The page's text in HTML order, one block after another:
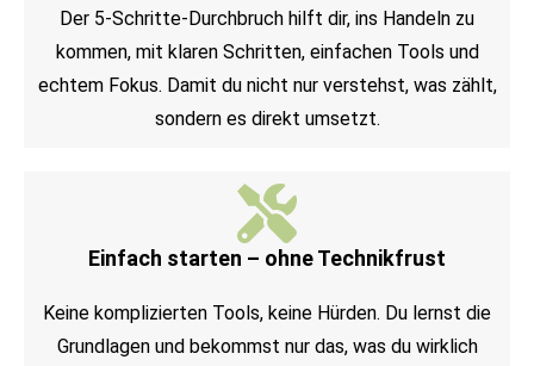
Der 5-Schritte-Durchbruch hilft dir, ins Handeln zu
kommen, mit klaren Schritten, einfachen Tools und
echtem Fokus. Damit du nicht nur verstehst, was zählt,
sondern es direkt umsetzt.
Einfach starten – ohne Technikfrust
Keine komplizierten Tools, keine Hürden. Du lernst die
Grundlagen und bekommst nur das, was du wirklich